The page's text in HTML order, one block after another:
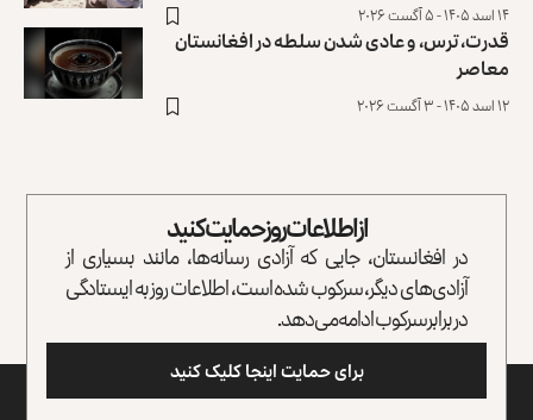
۱۴ اسد ۱۴۰۵ - ۵ آگست ۲۰۲۶
قدرت، ترس، و عادی ‌شدن سلطه در افغانستان
معاصر
۱۲ اسد ۱۴۰۵ - ۳ آگست ۲۰۲۶
از اطلاعات روز حمایت کنید
در افغانستان، جایی که آزادی رسانه‌ها، مانند بسیاری از
آزادی‌های دیگر، سرکوب شده است، اطلاعات روز به ایستادگی
در برابر سرکوب ادامه می‌دهد.
برای حمایت اینجا کلیک کنید